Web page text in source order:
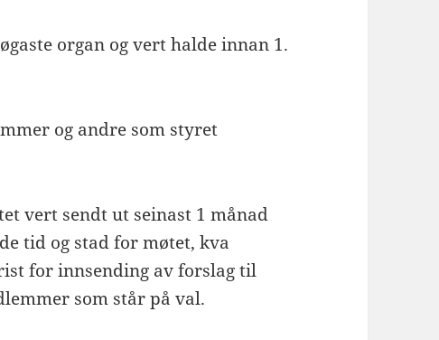
organ og vert halde innan 1.
og andre som styret
vert sendt ut seinast 1 månad
tid og stad for møtet, kva
for innsending av forslag til
som står på val.